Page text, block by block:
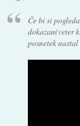
Če bi si
dokazan(veter
posnetek